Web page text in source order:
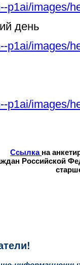
p1ai/images/
день
p1ai/images/
p1ai/images/
Ссылка на
Российской